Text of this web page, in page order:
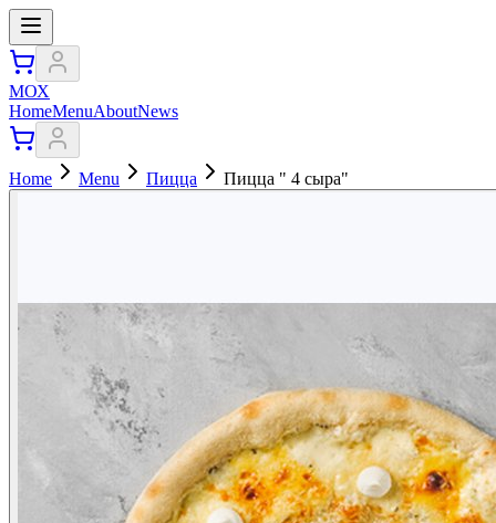
МОХ
HomeMenuAboutNews
Home Menu Пицца Пицца " 4 сыра"